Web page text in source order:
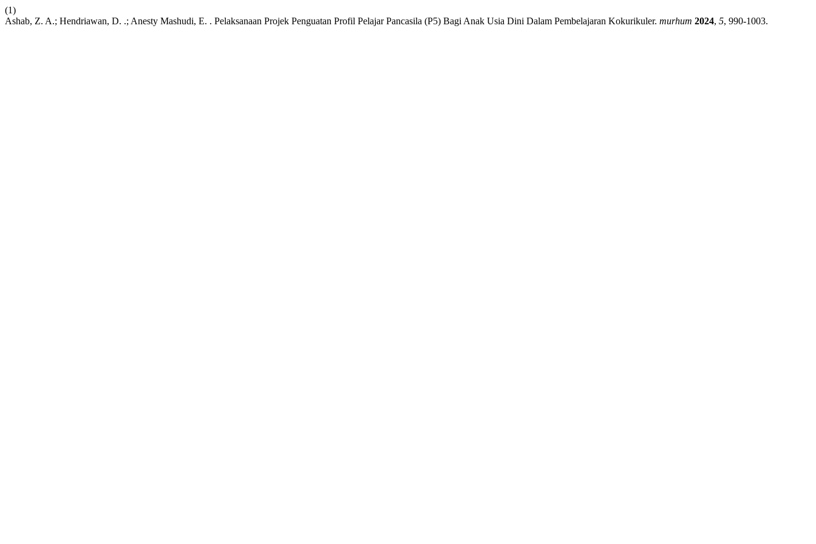
(1)
Ashab, Z. A.; Hendriawan, D. .; Anesty Mashudi, E. . Pelaksanaan Projek Penguatan Profil Pelajar Pancasila (P5) Bagi Anak Usia Dini Dalam Pembelajaran Kokurikuler. murhum 2024, 5, 990-1003.